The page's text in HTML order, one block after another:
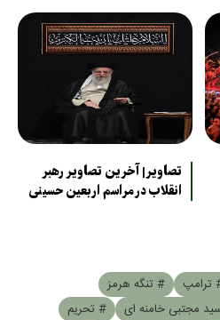
تصاویر| آخرین تصاویر رهبر
انقلاب در مراسم اربعین حسینی
ترامپ
# تنگه هرمز
مجتبی خامنه ای
# تحریم